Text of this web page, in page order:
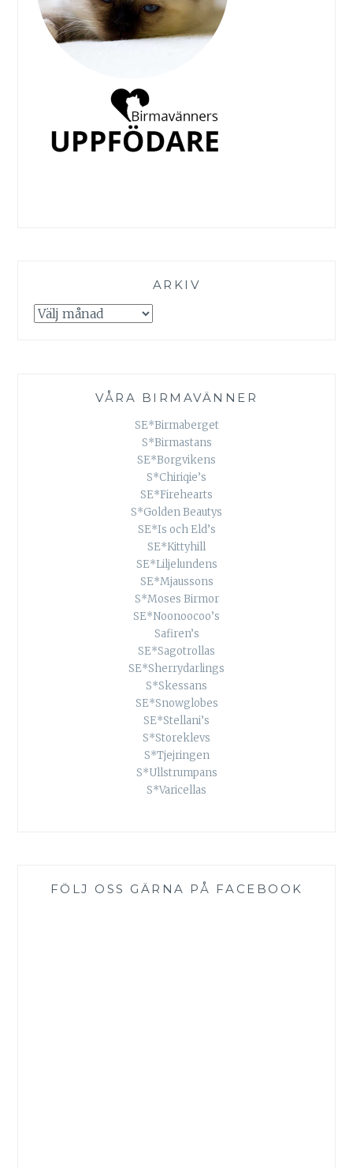
ARKIV
Arkiv
VÅRA BIRMAVÄNNER
SE*Birmaberget
S*Birmastans
SE*Borgvikens
S*Chiriqie’s
SE*Firehearts
S*Golden Beautys
SE*Is och Eld’s
SE*Kittyhill
SE*Liljelundens
SE*Mjaussons
S*Moses Birmor
SE*Noonoocoo’s
Safiren’s
SE*Sagotrollas
SE*Sherrydarlings
S*Skessans
SE*Snowglobes
SE*Stellani’s
S*Storeklevs
S*Tjejringen
S*Ullstrumpans
S*Varicellas
FÖLJ OSS GÄRNA PÅ FACEBOOK